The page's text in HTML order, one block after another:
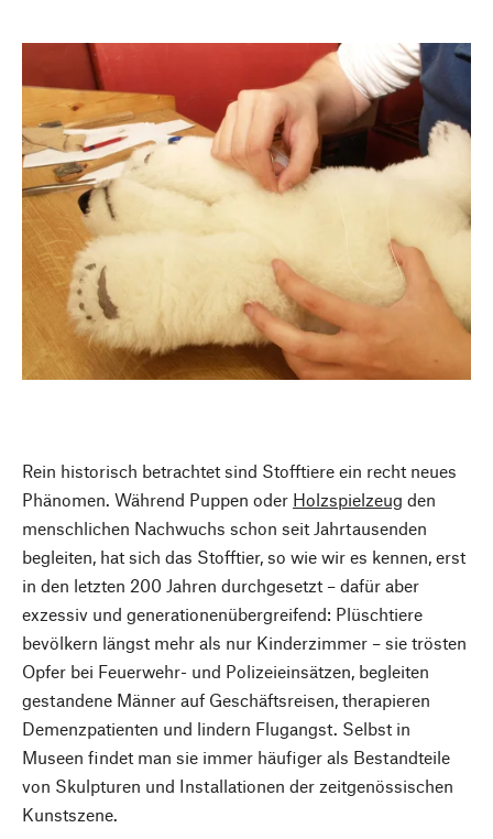
Rein historisch betrachtet sind Stofftiere ein recht neues
Phänomen. Während Puppen oder Holzspielzeug den
menschlichen Nachwuchs schon seit Jahrtausenden
begleiten, hat sich das Stofftier, so wie wir es kennen, erst
in den letzten 200 Jahren durchgesetzt – dafür aber
exzessiv und generationenübergreifend: Plüschtiere
bevölkern längst mehr als nur Kinderzimmer – sie trösten
Opfer bei Feuerwehr- und Polizeieinsätzen, begleiten
gestandene Männer auf Geschäftsreisen, therapieren
Demenzpatienten und lindern Flugangst. Selbst in
Museen findet man sie immer häufiger als Bestandteile
von Skulpturen und Installationen der zeitgenössischen
Kunstszene.